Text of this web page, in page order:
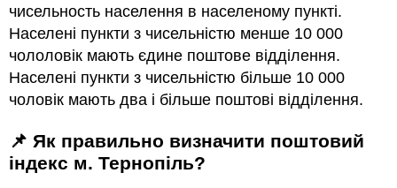
чисельность населення в населеному пункті.
Населені пункти з чисельністю менше 10 000
чололовік мають єдине поштове відділення.
Населені пункти з чисельністю більше 10 000
чоловік мають два і більше поштові відділення.
📌 Як правильно визначити поштовий
індекс м. Тернопіль?